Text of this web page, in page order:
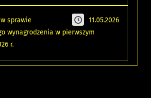
11.05.2026
sprawie
wynagrodzenia w pierwszym
r.